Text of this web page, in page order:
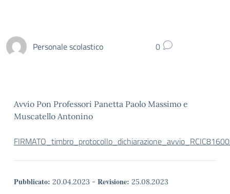
Personale scolastico 0
Avvio Pon Professori Panetta Paolo Massimo e
Muscatello Antonino
Pubblicato: 20.04.2023 - Revisione: 25.08.2023